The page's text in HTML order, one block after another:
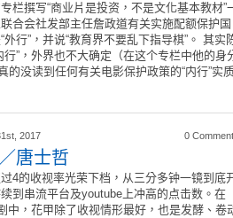
栏撰写“商业片是投资，不是文化基本教材”
合会社发部主任詹政道有关实施配额保护国
行”，并说“教育界不要乱下指导棋”。 其实
行”，外界也不大确定（在这个专栏中他的身
的没读到任何有关电影保护政策的“内行”实
2017 0
唐士哲
4的收视率光荣下档，从三分多钟一镜到底
到串流平台及youtube上冲高的点击数。在
中，花甲除了收视情形最好，也是发酵、卷